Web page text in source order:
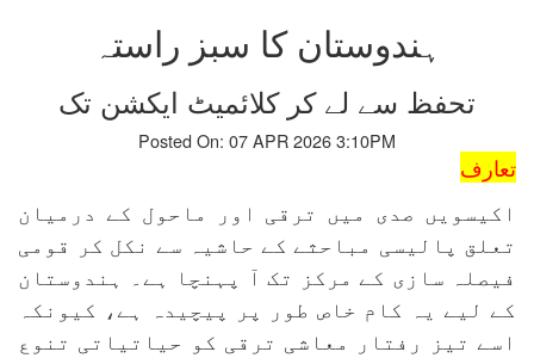
ہندوستان کا سبز راستہ
تحفظ سے لے کر کلائمیٹ ایکشن تک
Posted On: 07 APR 2026 3:10PM
تعارف
اکیسویں صدی میں ترقی اور ماحول کے درمیان
تعلق پالیسی مباحثے کے حاشیہ سے نکل کر قومی
فیصلہ سازی کے مرکز تک آ پہنچا ہے۔ ہندوستان
کے لیے یہ کام خاص طور پر پیچیدہ ہے، کیونکہ
اسے تیز رفتار معاشی ترقی کو حیاتیاتی تنوع